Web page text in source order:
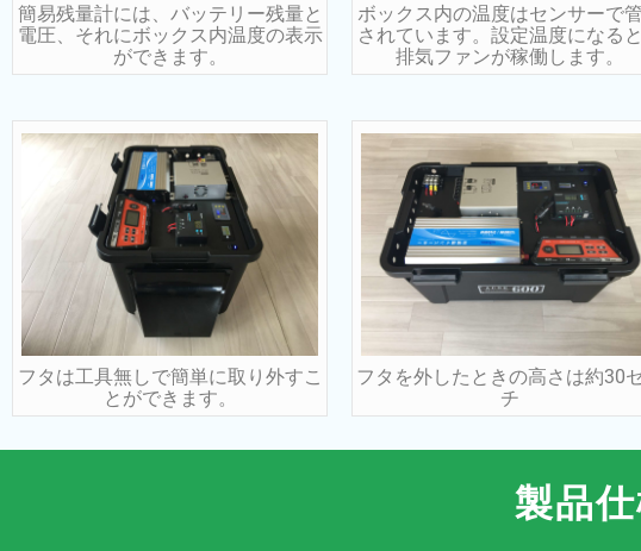
簡易残量計には、バッテリー残量と
電圧、それにボックス内温度の表示
ができます。
ボックス内の温度はセンサーで
されています。設定温度になると
排気ファンが稼働します。
フタは工具無しで簡単に取り外すこ
とができます。
フタを外したときの高さは約30
チ
製品